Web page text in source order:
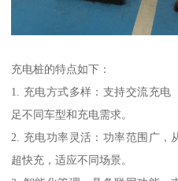
充电桩的特点如下：
1. 充电方式多样：支持交流充电
足不同车型和充电需求。
2. 充电功率灵活：功率范围广，
超快充，适应不同场景。